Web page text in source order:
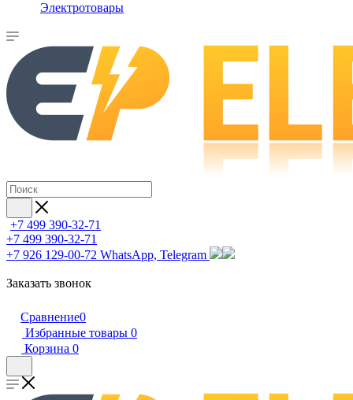
Электротовары
+7 499 390-32-71
+7 499 390-32-71
+7 926 129-00-72 WhatsApp, Telegram
Заказать звонок
Сравнение0
Избранные товары 0
Корзина 0